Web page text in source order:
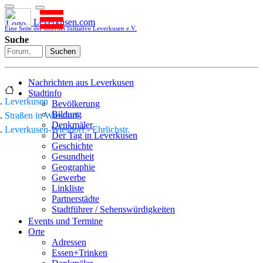
Leverkusen.com
Eine Seite der Internet Initiative Leverkusen e.V.
Suche
Suchen
Nachrichten aus Leverkusen
Stadtinfo
Bevölkerung
Bildung
Denkmäler
Der Tag in Leverkusen
Geschichte
Gesundheit
Geographie
Gewerbe
Linkliste
Partnerstädte
Stadtführer / Sehenswürdigkeiten
Stadtplan
Sport
Who is who
Events und Termine
Orte
Adressen
Essen+Trinken
Leverkusen
Straßen in Wiesdorf
Leverkusen-Wiesdorf - Ehrlichstr.